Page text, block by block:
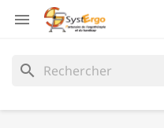

search